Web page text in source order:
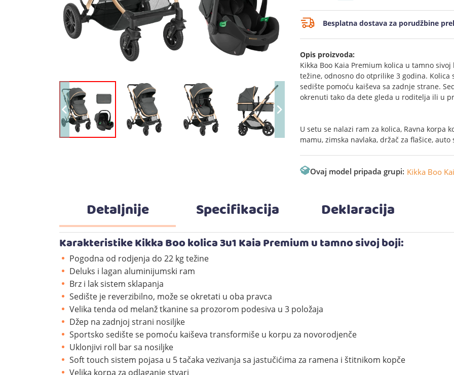
Besplatna dostava za porudžbine
Opis proizvoda:
Kikka Boo Kaia Premium kolica u tamno
težine, odnosno do otprilike 3 godina.
sedište pomoću kaiševa sa zadnje strane.
okrenuti tako da dete gleda u roditelja ili u
U setu se nalazi ram za kolica, Ravna korpa
mamu, zimska navlaka, držač za flašice,
Ovaj model pripada grupi: Kikka Boo
Detaljnije Specifikacija Deklaracija
Karakteristike Kikka Boo kolica 3u1 Kaia Premium u tamno sivoj boji:
Pogodna od rodjenja do 22 kg težine
Deluks i lagan aluminijumski ram
Brz i lak sistem sklapanja
Sedište je reverzibilno, može se okretati u oba pravca
Velika tenda od melanž tkanine sa prozorom podesiva u 3 položaja
Džep na zadnjoj strani nosiljke
Sportsko sedište se pomoću kaiševa transformiše u korpu za novorodjenče
Uklonjivi roll bar sa nosiljke
Soft touch sistem pojasa u 5 tačaka vezivanja sa jastučićima za ramena i štitnikom kopče
Velika korpa za odlaganje stvari